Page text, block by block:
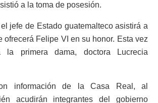
a la toma de posesión.
jefe de Estado guatemalteco asistirá a
ofrecerá Felipe VI en su honor. Esta vez
la primera dama, doctora Lucrecia
información de la Casa Real, al
acudirán integrantes del gobierno